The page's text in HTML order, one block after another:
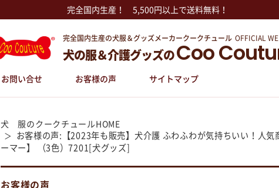
完全国内生産！ 5,500円以上で送料無料！
完全国内生産の犬服＆グッズメーカークークチュール OFFICIAL
犬の服＆介護グッズの Coo
お問い合せ お客様の声 サイトマップ
犬 服のクークチュールHOME
お客様の声:【2023年も販売】犬介護 ふわふわが気持ちいい！人
ーマー】 （3色）7201[犬グッズ]
お客様の声